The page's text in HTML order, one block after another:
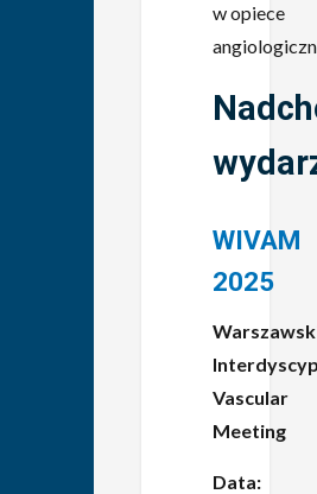
w opiece
WIVAM
2025
Vascular
Meeting
Data: